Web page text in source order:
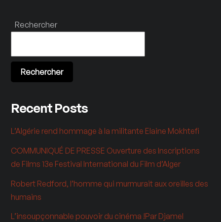
Rechercher
Rechercher
Recent Posts
L’Algérie rend hommage à la militante Elaine Mokhtefi
COMMUNIQUÉ DE PRESSE Ouverture des Inscriptions
de Films 13e Festival International du Film d’Alger
Robert Redford, l’homme qui murmurait aux oreilles des
humains
L’insoupçonnable pouvoir du cinéma !Par Djamel